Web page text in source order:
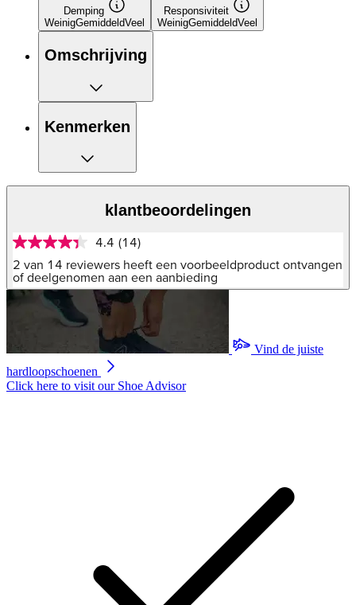
Demping
WeinigGemiddeldVeel
Responsiviteit
WeinigGemiddeldVeel
Omschrijving
Kenmerken
klantbeoordelingen
4.4
van
5
sterren,
gemiddelde
scorewaarde.
Reviews.
paginalink.
4.4 (14)
2 van 14 reviewers heeft een voorbeeldproduct ontvangen
of deelgenomen aan een aanbieding
Vind de juiste
hardloopschoenen
Click here to visit our Shoe Advisor